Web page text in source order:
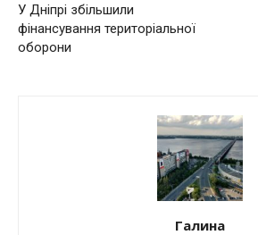
У Дніпрі збільшили
фінансування територіальної
оборони
Галина